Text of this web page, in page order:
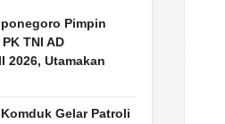
Pimpin
TNI AD
2026, Utamakan
Gelar Patroli